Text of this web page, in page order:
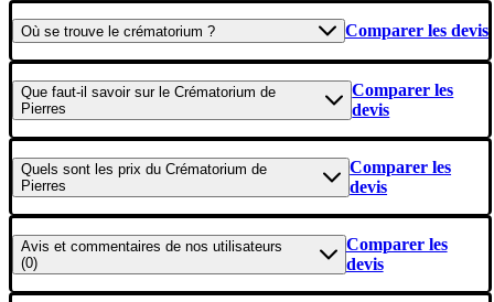
Où se trouve le crématorium ? Comparer les devis
Que faut-il savoirsur le Crématorium de
Pierres
Comparer les
devis
Quels sont les prix du Crématorium de
Pierres
Comparer les
devis
Avis et commentaires de nos utilisateurs
(0)
Comparer les
devis